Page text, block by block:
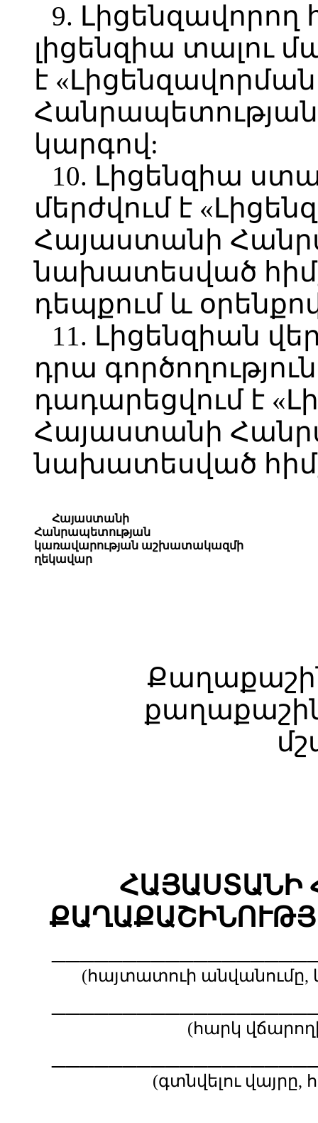
9.
լիցենզիա տալու
է
կարգով:
10. Լիցենզիա
մերժվում է
Հայաստանի
նախատեսված
դեպքում և
11. Լիցենզիան
դրա
դադարեցվում է
Հայաստանի
նախատեսված
Հայաստանի
Հանրապետության
կառավարության աշխատակազմի
ղեկավար
ՀԱՅԱՍՏԱՆԻ
(հայտատուի
(հարկ
(գտնվելու